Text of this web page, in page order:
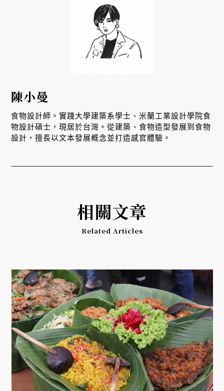
陳小曼
食物設計師。實踐大學建築系學士、米蘭工業設計學院食
物設計碩士，現居於台灣。從建築、食物造型發展到食物
設計，擅長以文本發展概念並打造感官體驗。
相關文章
Related Articles